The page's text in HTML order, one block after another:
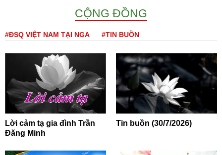
CỘNG ĐỒNG
#ĐSQ VIỆT NAM TẠI NGA #TIN BUỒN
Lời cảm tạ gia đình Trần
Đăng Minh
Tin buồn (30/7/2026)